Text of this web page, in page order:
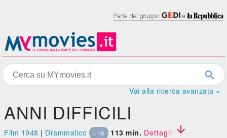
Vai alla ricerca avanzata »
ANNI DIFFICILI
Film 1948 | Drammatico +16 113 min. Dettagli 